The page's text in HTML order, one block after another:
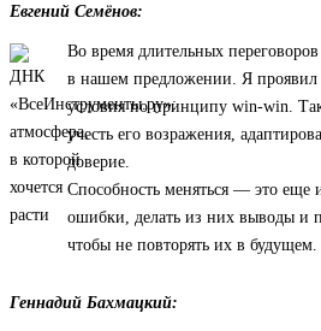
Евгений Семёнов:
Во время длительных
в нашем предложении. Я проявил
условия по принципу win-win.
учесть его возражения,
доверие.
Способность меняться — это еще
ошибки, делать из них выводы и
чтобы не повторять их в будущем.
Геннадий Бахмацкий: